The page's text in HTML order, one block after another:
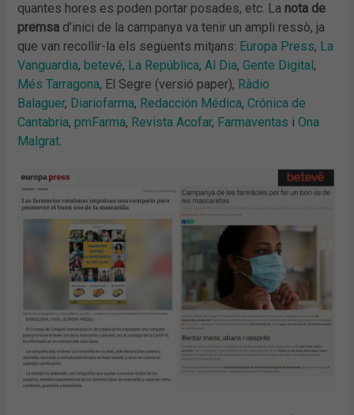
quantes hores es poden portar posades, etc. La nota de
premsa d’inici de la campanya va tenir un ampli ressò, ja
que van recollir-la els següents mitjans: Europa Press, La
Vanguardia, betevé, La República,Al Dia,Gente Digital,
Més Tarragona, El Segre (versió paper), Ràdio
Balaguer, Diariofarma, Redacción Médica,Crónica de
Cantabria,pmFarma, Revista Acofar, Farmaventas iOna
Malgrat.